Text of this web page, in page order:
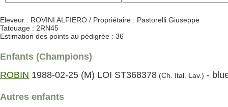
Eleveur : ROVINI ALFIERO / Propriétaire : Pastorelli Giuseppe
Tatouage : 2RN45
Estimation des points au pédigrée : 36
Enfants (Champions)
ROBIN 1988-02-25 (M) LOI ST368378 (Ch. Ital. Lav.) -
Autres enfants